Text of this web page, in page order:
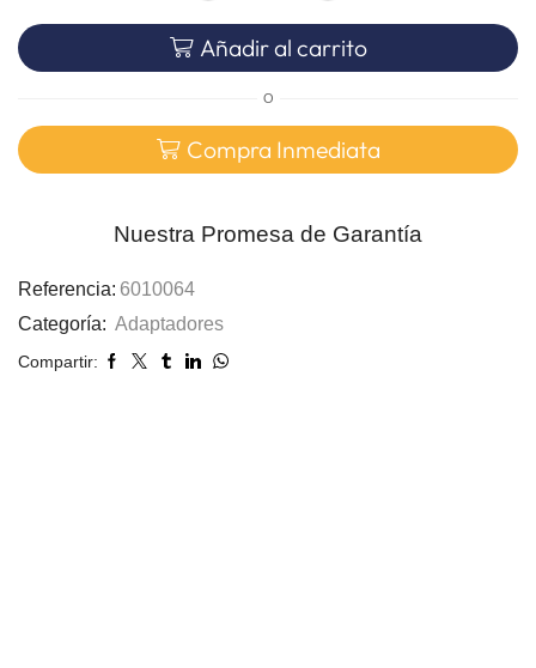
Añadir al carrito
O
Compra Inmediata
Nuestra Promesa de Garantía
Referencia: 6010064
Categoría: Adaptadores
Compartir: